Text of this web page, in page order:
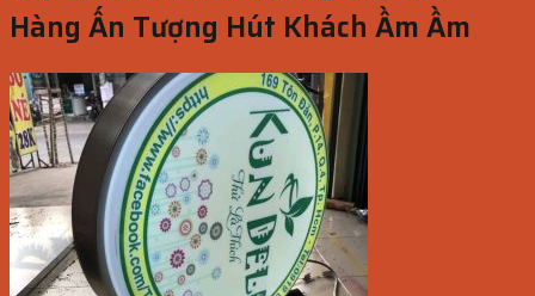
Hàng Ấn Tượng Hút Khách Ầm Ầm